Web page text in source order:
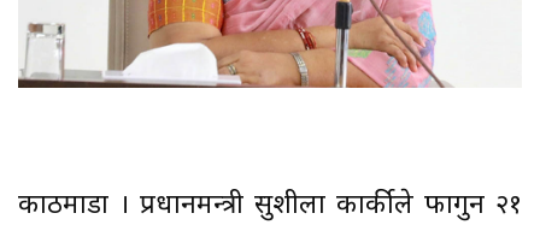
काठमाडौँ । प्रधानमन्त्री सुशीला कार्कीले फागुन २१